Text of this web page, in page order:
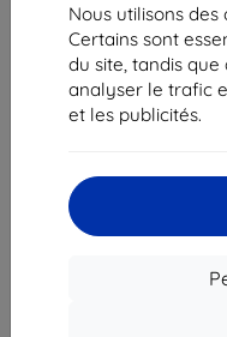
Nous utilisons
Certains sont
du site, tandis
analyser le trafic
et les publicités.
Shield-Sk s.r.o.
Ulica Rudolfa Mocka
841 04 Bratislava
Numéro d’identification